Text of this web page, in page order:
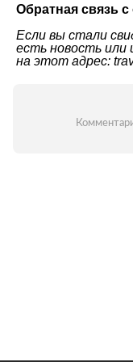
Обратная связь
Если вы стали
есть новость
на этот адрес: